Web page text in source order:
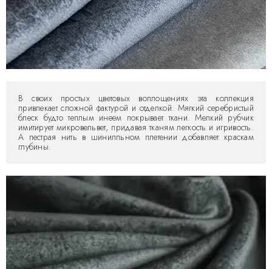
В своих простых цветовых воплощениях эта коллекция
привлекает сложной фактурой и отделкой. Мягкий серебристый
блеск будто теплым инеем покрывает ткани. Мелкий рубчик
имитирует микровельвет, придавая тканям легкость и игривость.
А пестрая нить в шинилльном плетении добавляет краскам
глубины.